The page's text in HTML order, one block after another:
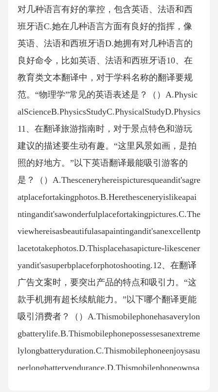
对几种语言有好的掌控，包含英语、法语和西
班牙语C.她在几种语言方面有良好的指挥，像
英语、法语和西班牙语D.她拥有对几种语言的
良好命令，比如英语、法语和西班牙语10、在
教育类文本翻译中，对于学科名称的翻译要规
范。“物理学”常见的英语表述是？（）A.Physic
alScienceB.PhysicsStudyC.PhysicalStudyD.Physics
11、在翻译旅游指南时，对于景点特色和游玩
建议的描述要生动有趣。“这里风景如画，是拍
照的好地方。”以下英语翻译最能吸引游客的
是？（）A.Thesceneryhereispicturesqueandit'sagre
atplacefortakingphotos.B.Herethesceneryislikeapai
ntingandit'sawonderfulplacefortakingpictures.C.The
viewhereisasbeautifulasapaintingandit'sanexcellentp
lacetotakephotos.D.Thisplacehasapicture-likescener
yandit'sasuperbplaceforphotoshooting.12、在翻译
广告文案时，要突出产品的特点和吸引力。“这
款手机拥有超长续航能力。”以下哪个翻译更能
吸引消费者？（）A.Thismobilephonehasaverylon
gbatterylife.B.Thismobilephonepossessesanextreme
lylongbatteryduration.C.Thismobilephoneenjoysasu
perlongbatteryendurance.D.Thismobilephoneownsa